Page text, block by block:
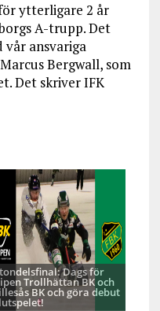
ytterligare 2 år
A-trupp. Det
ansvariga
Bergwall, som
Det skriver IFK
Dags för
Trollhättan BK och
BK och göra debut